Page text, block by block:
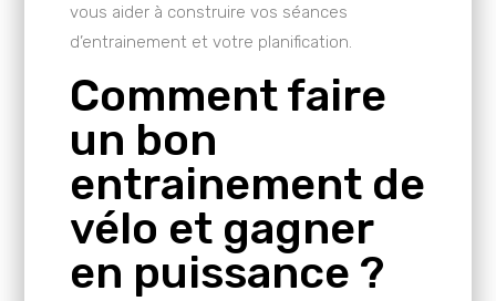
vous aider à construire vos séances
d’entrainement et votre planification.
Comment faire
un bon
entrainement de
vélo et gagner
en puissance ?